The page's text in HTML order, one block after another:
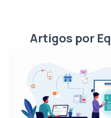
Artigos por